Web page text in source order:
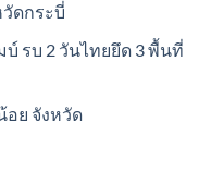
ดกระบี่
รบ 2 วันไทยยึด 3 พื้นที่
ย จังหวัด